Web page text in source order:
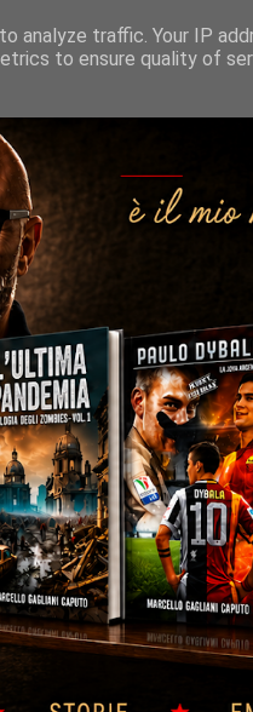
analyze traffic. Your IP
to ensure quality of